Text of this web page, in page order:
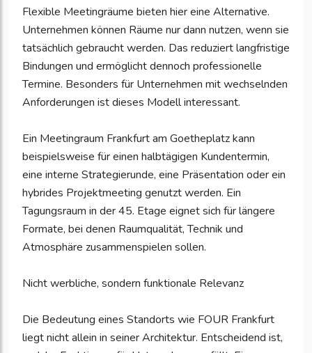
Flexible Meetingräume bieten hier eine Alternative.
Unternehmen können Räume nur dann nutzen, wenn sie
tatsächlich gebraucht werden. Das reduziert langfristige
Bindungen und ermöglicht dennoch professionelle
Termine. Besonders für Unternehmen mit wechselnden
Anforderungen ist dieses Modell interessant.
Ein Meetingraum Frankfurt am Goetheplatz kann
beispielsweise für einen halbtägigen Kundentermin,
eine interne Strategierunde, eine Präsentation oder ein
hybrides Projektmeeting genutzt werden. Ein
Tagungsraum in der 45. Etage eignet sich für längere
Formate, bei denen Raumqualität, Technik und
Atmosphäre zusammenspielen sollen.
Nicht werbliche, sondern funktionale Relevanz
Die Bedeutung eines Standorts wie FOUR Frankfurt
liegt nicht allein in seiner Architektur. Entscheidend ist,